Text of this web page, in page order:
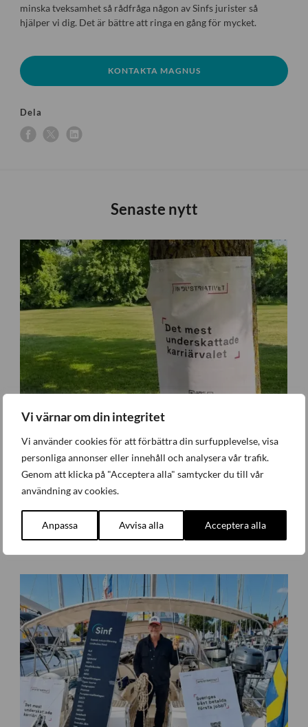
Vi värnar om din integritet
Vi använder cookies för att förbättra din surfupplevelse, visa
personliga annonser eller innehåll och analysera vår trafik.
Genom att klicka på "Acceptera alla" samtycker du till vår
användning av cookies.
Anpassa Avvisa alla Acceptera alla
minska tveksamhet så rådfråga någon av Sinfs jurister så
hjälper vi dig. Det är bättre att ringa en gång för mycket.
KONTAKTA MAGNUS
Dela
Senaste nytt
Industriativet tog första steget i Almedalen
Företagande,Nyheter Måndag 29 Juni 2026